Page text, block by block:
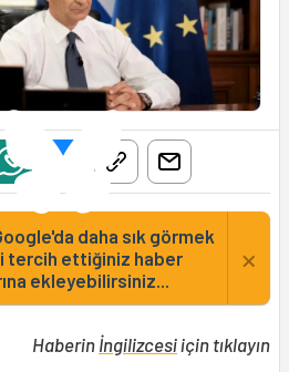
daha sık görmek
tercih ettiğiniz haber
ekleyebilirsiniz...
×
Haberin İngilizcesiiçin tıklayın